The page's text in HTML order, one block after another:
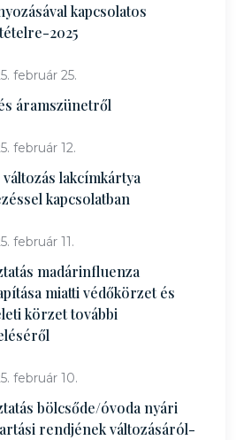
kapcsolatos
2025
február 25.
áramszünetről
február 12.
lakcímkártya
kapcsolatban
február 11.
madárinfluenza
miatti védőkörzet és
körzet további
február 10.
bölcsőde/óvoda nyári
rendjének változásáról-